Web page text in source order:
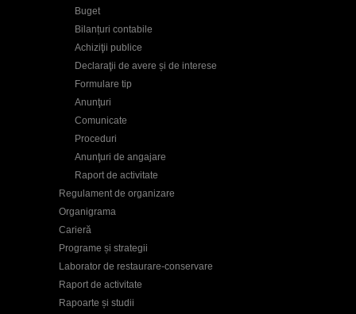
Buget
Bilanțuri contabile
Achiziţii publice
Declaraţii de avere și de interese
Formulare tip
Anunţuri
Comunicate
Proceduri
Anunţuri de angajare
Raport de activitate
Regulament de organizare
Organigrama
Carieră
Programe și strategii
Laborator de restaurare-conservare
Raport de activitate
Rapoarte și studii